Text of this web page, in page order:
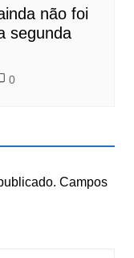
não foi
segunda
0
Campos